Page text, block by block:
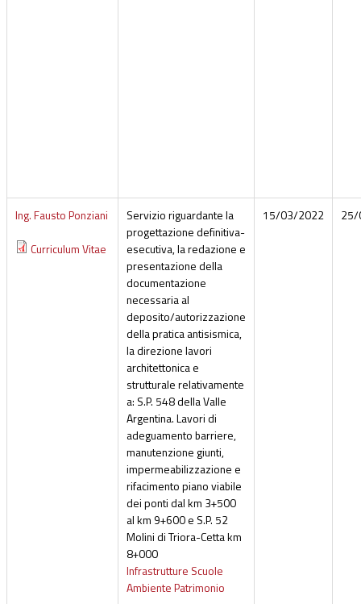
Ing. Fausto Ponziani
Curriculum Vitae
Servizio riguardante la
progettazione definitiva-
esecutiva, la redazione e
presentazione della
documentazione
necessaria al
deposito/autorizzazione
della pratica antisismica,
la direzione lavori
architettonica e
strutturale relativamente
a: S.P. 548 della Valle
Argentina. Lavori di
adeguamento barriere,
manutenzione giunti,
impermeabilizzazione e
rifacimento piano viabile
dei ponti dal km 3+500
al km 9+600 e S.P. 52
Molini di Triora-Cetta km
8+000
Infrastrutture Scuole
Ambiente Patrimonio
15/03/2022